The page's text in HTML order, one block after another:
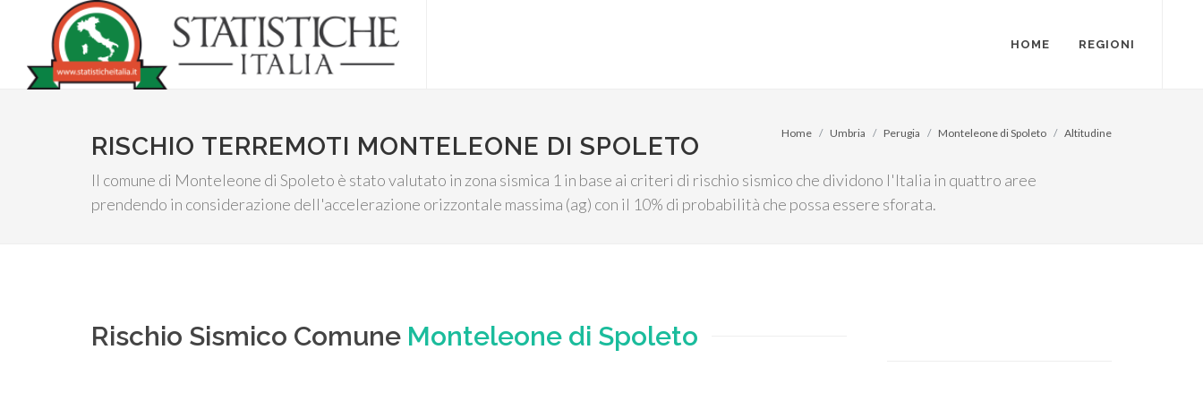
HOME REGIONI
RISCHIO TERREMOTI MONTELEONE DI SPOLETO
Il comune di Monteleone di Spoleto è stato valutato in zona sismica 1 in base ai criteri di rischio sismico che dividono l'Italia in quattro aree
prendendo in considerazione dell'accelerazione orizzontale massima (ag) con il 10% di probabilità che possa essere sforata.
Home Umbria Perugia Monteleone di Spoleto Altitudine
Rischio Sismico Comune Monteleone di Spoleto